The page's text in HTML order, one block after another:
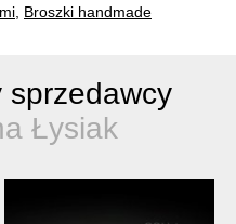
Broszki handmade
sprzedawcy
Łysiak